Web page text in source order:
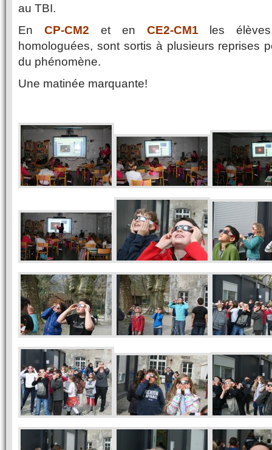
au TBI.
En CP-CM2 et en CE2-CM1 les
homologuées, sont sortis à plusieurs reprises
du phénomène.
Une matinée marquante!